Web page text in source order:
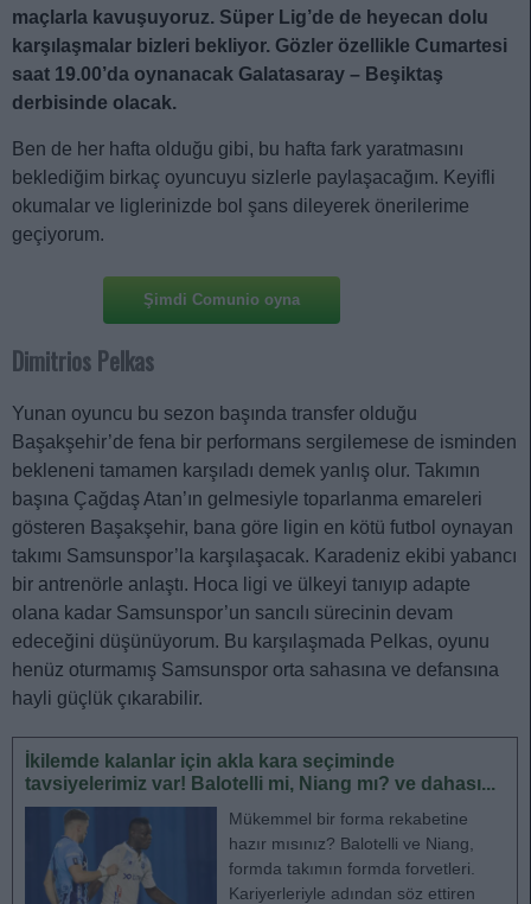
maçlarla kavuşuyoruz. Süper Lig’de de heyecan dolu
karşılaşmalar bizleri bekliyor. Gözler özellikle Cumartesi
saat 19.00’da oynanacak Galatasaray – Beşiktaş
derbisinde olacak.
Ben de her hafta olduğu gibi, bu hafta fark yaratmasını
beklediğim birkaç oyuncuyu sizlerle paylaşacağım. Keyifli
okumalar ve liglerinizde bol şans dileyerek önerilerime
geçiyorum.
Şimdi Comunio oyna
Dimitrios Pelkas
Yunan oyuncu bu sezon başında transfer olduğu
Başakşehir’de fena bir performans sergilemese de isminden
bekleneni tamamen karşıladı demek yanlış olur. Takımın
başına Çağdaş Atan’ın gelmesiyle toparlanma emareleri
gösteren Başakşehir, bana göre ligin en kötü futbol oynayan
takımı Samsunspor’la karşılaşacak. Karadeniz ekibi yabancı
bir antrenörle anlaştı. Hoca ligi ve ülkeyi tanıyıp adapte
olana kadar Samsunspor’un sancılı sürecinin devam
edeceğini düşünüyorum. Bu karşılaşmada Pelkas, oyunu
henüz oturmamış Samsunspor orta sahasına ve defansına
hayli güçlük çıkarabilir.
İkilemde kalanlar için akla kara seçiminde
tavsiyelerimiz var! Balotelli mi, Niang mı? ve dahası...
Mükemmel bir forma rekabetine
hazır mısınız? Balotelli ve Niang,
formda takımın formda forvetleri.
Kariyerleriyle adından söz ettiren